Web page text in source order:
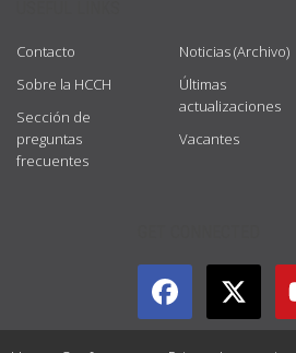
Contacto
Sobre la HCCH
Sección de
preguntas
frecuentes
Noticias (Archivo)
Últimas
actualizaciones
Vacantes